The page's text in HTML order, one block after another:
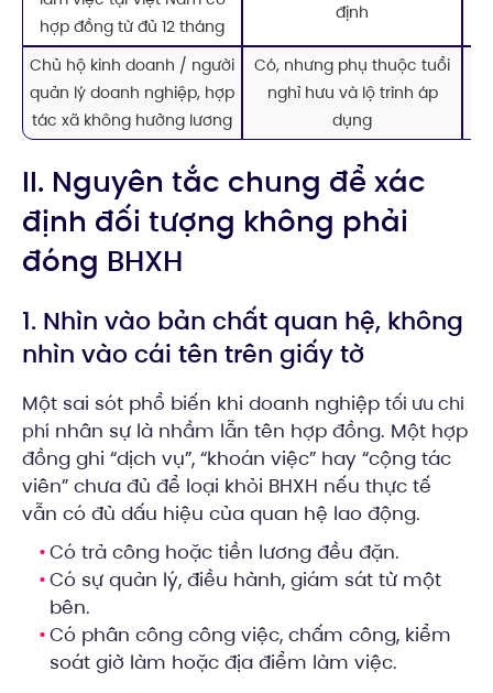
hợp đồng từ đủ 12 tháng
định
Chủ hộ kinh doanh / người
quản lý doanh nghiệp, hợp
tác xã không hưởng lương
Có, nhưng phụ thuộc tuổi
nghỉ hưu và lộ trình áp
dụng
II. Nguyên tắc chung để xác
định đối tượng không phải
đóng BHXH
1. Nhìn vào bản chất quan hệ, không
nhìn vào cái tên trên giấy tờ
Một sai sót phổ biến khi doanh nghiệp tối ưu chi
phí nhân sự là nhầm lẫn tên hợp đồng. Một hợp
đồng ghi “dịch vụ”, “khoán việc” hay “cộng tác
viên” chưa đủ để loại khỏi BHXH nếu thực tế
vẫn có đủ dấu hiệu của quan hệ lao động.
Có trả công hoặc tiền lương đều đặn.
Có sự quản lý, điều hành, giám sát từ một
bên.
Có phân công công việc, chấm công, kiểm
soát giờ làm hoặc địa điểm làm việc.